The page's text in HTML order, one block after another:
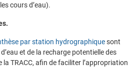
cours d’eau).
par station hydrographiquesont
et de la recharge potentielle des
TRACC, afin de faciliter l’appropriation